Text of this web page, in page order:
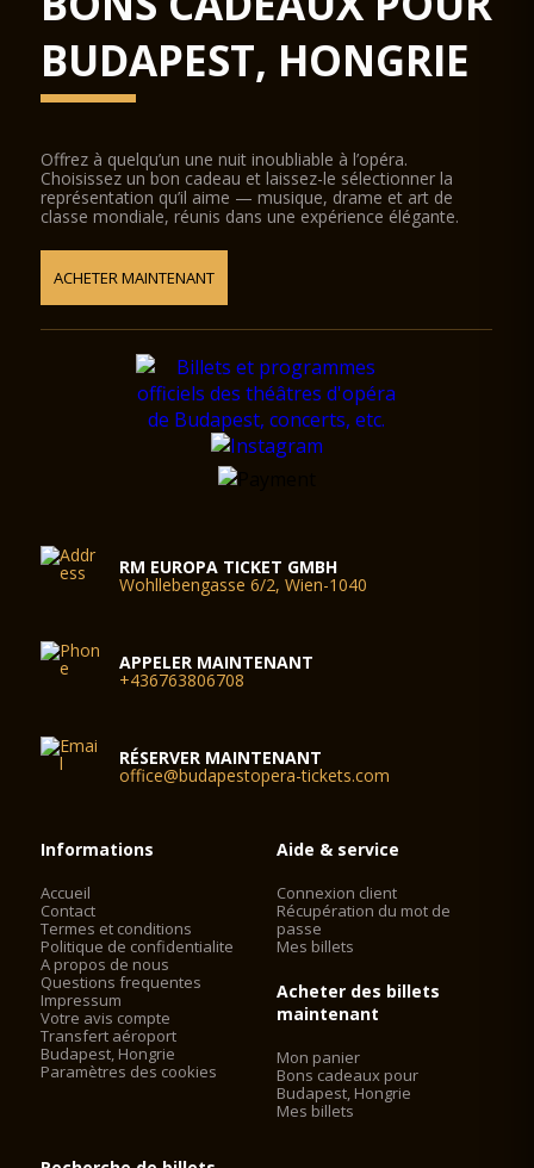
BUDAPEST, HONGRIE
Offrez à quelqu’un une nuit inoubliable à l’opéra.
Choisissez un bon cadeau et laissez-le sélectionner la
représentation qu’il aime — musique, drame et art de
classe mondiale, réunis dans une expérience élégante.
ACHETER MAINTENANT
RM EUROPA TICKET GMBH
Wohllebengasse 6/2, Wien-1040
APPELER MAINTENANT
+436763806708
RÉSERVER MAINTENANT
office@budapestopera-tickets.com
Informations
Accueil
Contact
Termes et conditions
Politique de confidentialite
A propos de nous
Questions frequentes
Impressum
Votre avis compte
Transfert aéroport
Budapest, Hongrie
Paramètres des cookies
Aide & service
Connexion client
Récupération du mot de
passe
Mes billets
Acheter des billets
maintenant
Mon panier
Bons cadeaux pour
Budapest, Hongrie
Mes billets